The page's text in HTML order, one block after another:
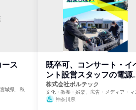
ス
城県、秋田
既卒可、コンサート・イ
ント設営スタッフの電源
門
株式会社ボルテック
文化・教養・娯楽、広告・メディア・マ
ミ、電力・ガス・水道・エネルギー
神奈川県